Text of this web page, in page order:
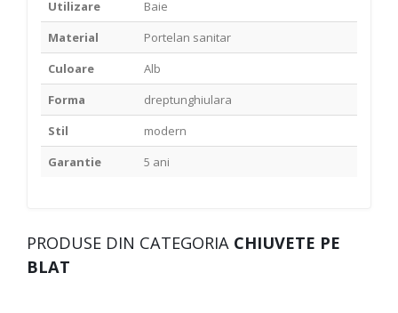
Utilizare
Baie
Material
Portelan sanitar
Culoare
Alb
Forma
dreptunghiulara
Stil
modern
Garantie
5 ani
PRODUSE DIN CATEGORIA CHIUVETE PE
BLAT